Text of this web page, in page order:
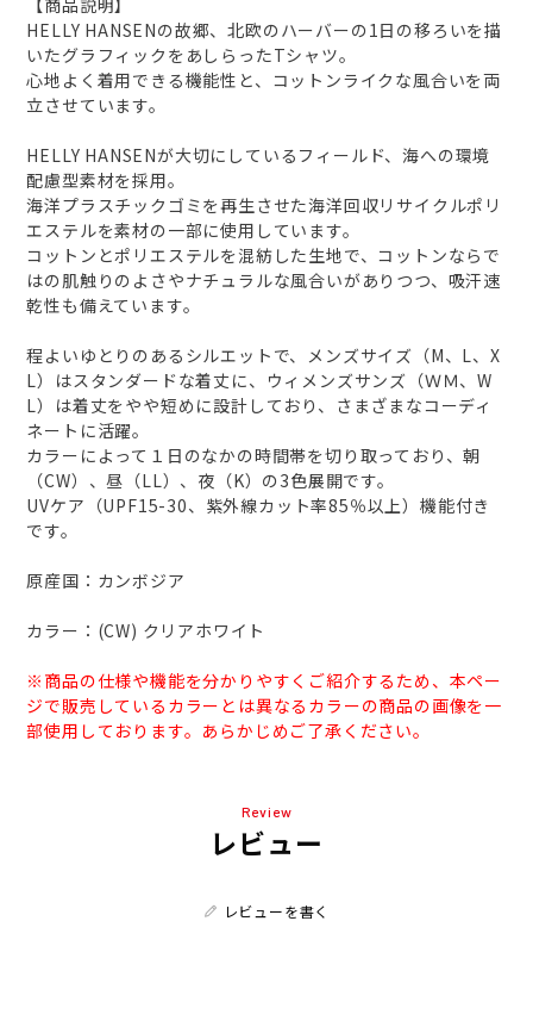
【商品説明】
HELLY HANSENの故郷、北欧のハーバーの1日の移ろいを描
いたグラフィックをあしらったTシャツ。
心地よく着用できる機能性と、コットンライクな風合いを両
立させています。
HELLY HANSENが大切にしているフィールド、海への環境
配慮型素材を採用。
海洋プラスチックゴミを再生させた海洋回収リサイクルポリ
エステルを素材の一部に使用しています。
コットンとポリエステルを混紡した生地で、コットンならで
はの肌触りのよさやナチュラルな風合いがありつつ、吸汗速
乾性も備えています。
程よいゆとりのあるシルエットで、メンズサイズ（M、L、X
L）はスタンダードな着丈に、ウィメンズサンズ（ＷＭ、W
L）は着丈をやや短めに設計しており、さまざまなコーディ
ネートに活躍。
カラーによって１日のなかの時間帯を切り取っており、朝
（CW）、昼（LL）、夜（K）の3色展開です。
UVケア（UPF15-30、紫外線カット率85％以上）機能付き
です。
原産国：カンボジア
カラー：(CW) クリアホワイト
※商品の仕様や機能を分かりやすくご紹介するため、本ペー
ジで販売しているカラーとは異なるカラーの商品の画像を一
部使用しております。あらかじめご了承ください。
Review
レビュー
レビューを書く